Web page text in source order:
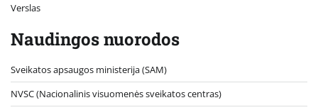
Verslas
Naudingos nuorodos
Sveikatos apsaugos ministerija (SAM)
NVSC (Nacionalinis visuomenės sveikatos centras)